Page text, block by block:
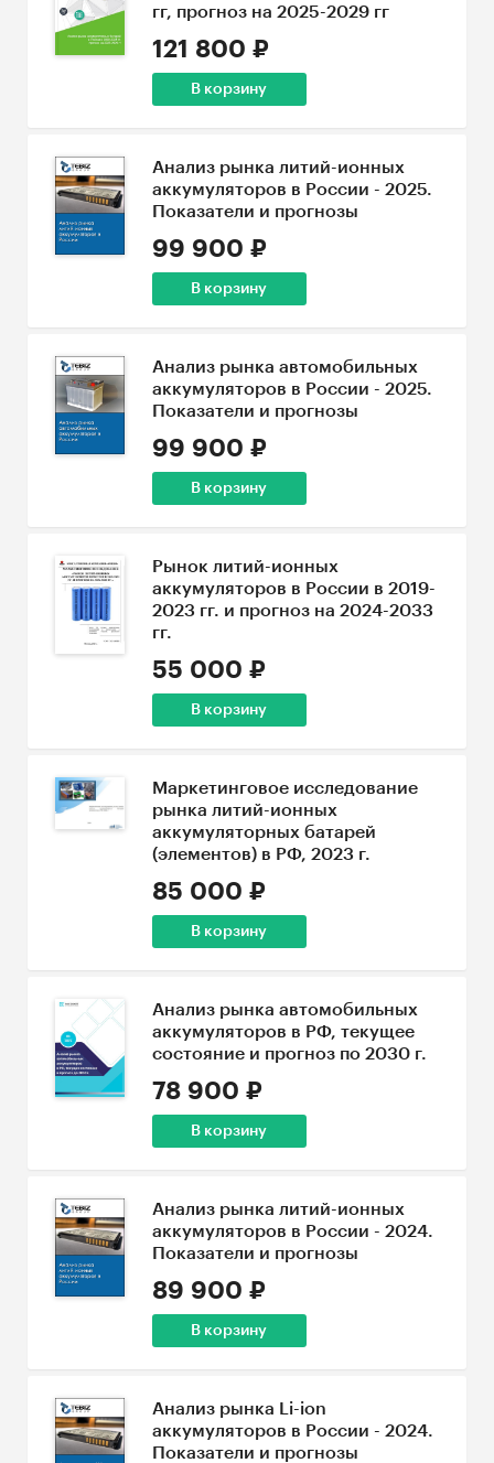
гг, прогноз на 2025-2029 гг
121 800 ₽
В корзину
Анализ рынка литий-ионных
аккумуляторов в России - 2025.
Показатели и прогнозы
99 900 ₽
В корзину
Анализ рынка автомобильных
аккумуляторов в России - 2025.
Показатели и прогнозы
99 900 ₽
В корзину
Рынок литий-ионных
аккумуляторов в России в 2019-
2023 гг. и прогноз на 2024-2033
гг.
55 000 ₽
В корзину
Маркетинговое исследование
рынка литий-ионных
аккумуляторных батарей
(элементов) в РФ, 2023 г.
85 000 ₽
В корзину
Анализ рынка автомобильных
аккумуляторов в РФ, текущее
состояние и прогноз по 2030 г.
78 900 ₽
В корзину
Анализ рынка литий-ионных
аккумуляторов в России - 2024.
Показатели и прогнозы
89 900 ₽
В корзину
Анализ рынка Li-ion
аккумуляторов в России - 2024.
Показатели и прогнозы